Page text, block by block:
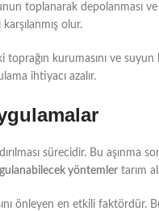
toplanarak depolanması
olur.
kurumasını ve
ihtiyacı azalır.
sürecidir. Bu aşınma
yöntemler tarım
önleyen en etkili